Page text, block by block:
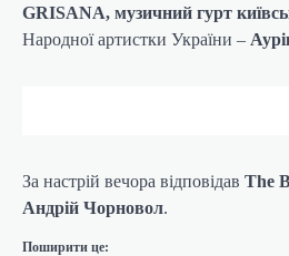
GRISANA, музичний гурт
Народної артистки України –
За настрій вечора відповідав The
Андрій Чорновол.
Поширити це: